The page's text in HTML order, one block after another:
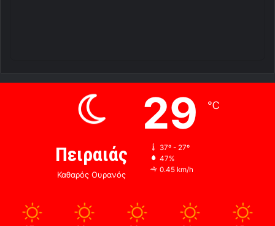
Πειραιάς
Καθαρός Ουρανός
29 ℃
37º - 27º
47%
0.45 km/h